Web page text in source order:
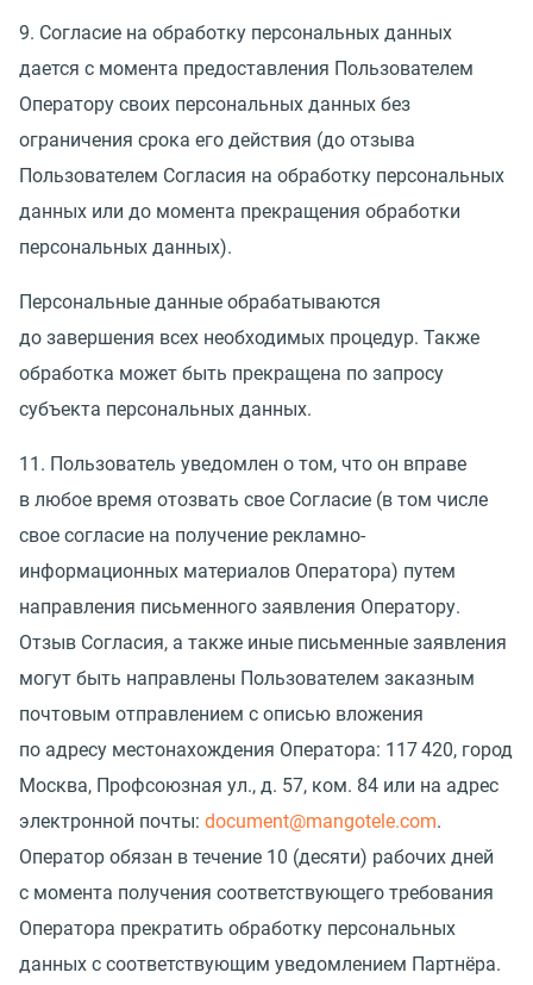
9. Согласие на обработку персональных данных
дается с момента предоставления Пользователем
Оператору своих персональных данных без
ограничения срока его действия (до отзыва
Пользователем Согласия на обработку персональных
данных или до момента прекращения обработки
персональных данных).
Персональные данные обрабатываются
до завершения всех необходимых процедур. Также
обработка может быть прекращена по запросу
субъекта персональных данных.
11. Пользователь уведомлен о том, что он вправе
в любое время отозвать свое Согласие (в том числе
свое согласие на получение рекламно-
информационных материалов Оператора) путем
направления письменного заявления Оператору.
Отзыв Согласия, а также иные письменные заявления
могут быть направлены Пользователем заказным
почтовым отправлением с описью вложения
по адресу местонахождения Оператора: 117 420, город
Москва, Профсоюзная ул., д. 57, ком. 84 или на адрес
электронной почты: document@mangotele.com.
Оператор обязан в течение 10 (десяти) рабочих дней
с момента получения соответствующего требования
Оператора прекратить обработку персональных
данных с соответствующим уведомлением Партнёра.